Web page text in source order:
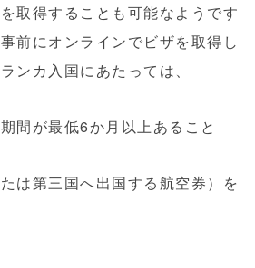
取得することも可能なようです
前にオンラインでビザを取得し
ンカ入国にあたっては、
間が最低6か月以上あること
は第三国へ出国する航空券）を